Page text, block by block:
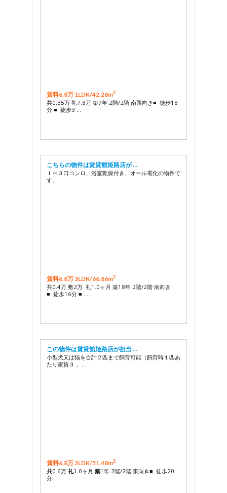
賃料6.8万 1LDK/42.28m2
共0.35万 礼7.8万 築7年 2階/2階 南西向き■ 徒歩18
分 ■ 徒歩3 …
こちらの物件は賃貸館姫路店が …
ＩＨ３口コンロ、浴室乾燥付き、オール電化の物件で
す。
賃料6.8万 3LDK/66.86m2
共0.4万 敷2万 礼1.0ヶ月 築18年 2階/2階 南向き
■ 徒歩16分 ■ …
この物件は賃貸館姫路店が担当 …
小型犬又は猫を合計２匹まで飼育可能（飼育時１匹あ
たり家賃３， …
賃料6.8万 2LDK/51.48m2
共0.6万 礼1.0ヶ月 築1年 2階/2階 東向き■ 徒歩20
分